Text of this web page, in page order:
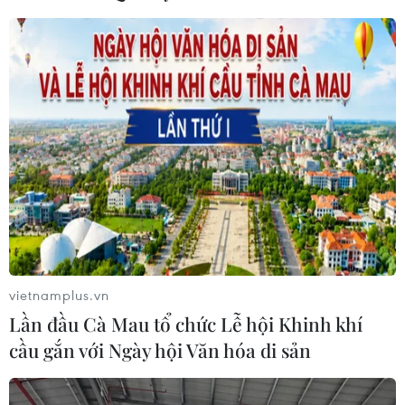
#BYD #Xe điện #Tesla
#Thị trường Nhật Bản
Nhật Bản
Trung Quốc
Theo dõi VietnamPlus
TIN LIÊN QUAN
vietnamplus.vn
Lần đầu Cà Mau tổ chức Lễ hội Khinh khí
cầu gắn với Ngày hội Văn hóa di sản